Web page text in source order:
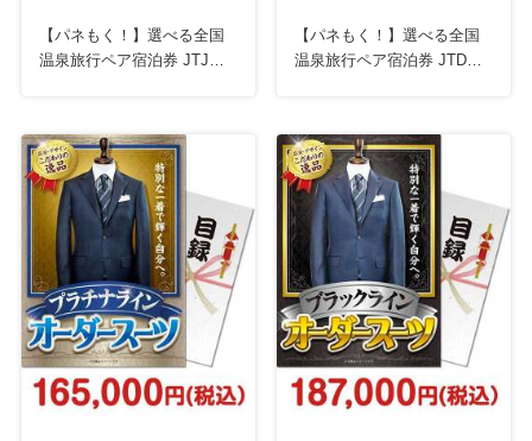
【パネもく！】選べる全国
温泉旅行ペア宿泊券 JTJコ
【パネもく！】選べる全国
温泉旅行ペア宿泊券 JTDコ